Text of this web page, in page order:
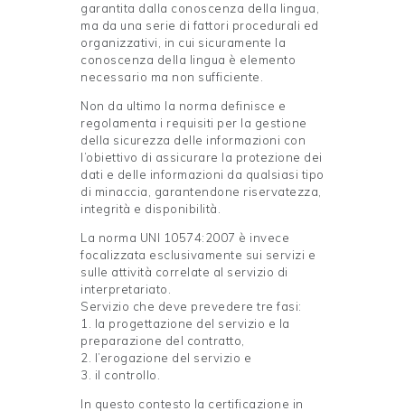
garantita dalla conoscenza della lingua,
ma da una serie di fattori procedurali ed
organizzativi, in cui sicuramente la
conoscenza della lingua è elemento
necessario ma non sufficiente.
Non da ultimo la norma definisce e
regolamenta i requisiti per la gestione
della sicurezza delle informazioni con
l’obiettivo di assicurare la protezione dei
dati e delle informazioni da qualsiasi tipo
di minaccia, garantendone riservatezza,
integrità e disponibilità.
La norma UNI 10574:2007 è invece
focalizzata esclusivamente sui servizi e
sulle attività correlate al servizio di
interpretariato.
Servizio che deve prevedere tre fasi:
1. la progettazione del servizio e la
preparazione del contratto,
2. l’erogazione del servizio e
3. il controllo.
In questo contesto la certificazione in